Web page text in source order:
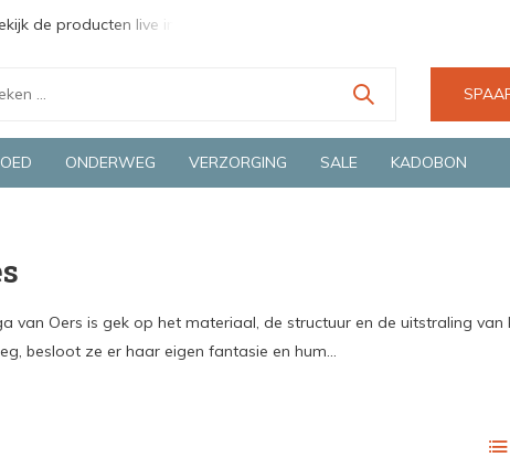
Groene en snelle bezorging door o.a. Fietskoerier en GLS.
ONDERWEG VERZORGING SALE KADOBON
van Oers is gek op het materiaal, de structuur en de uitstraling
besloot ze er haar eigen fantasie en hum...